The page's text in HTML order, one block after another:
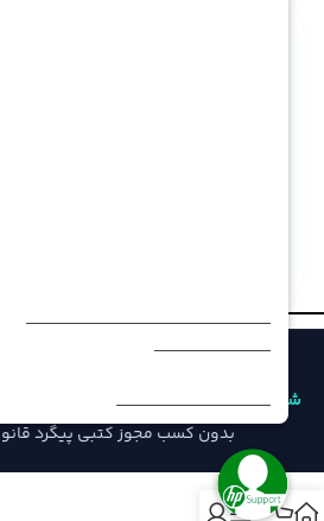
خریدی مطمئن با ضمانت اصالت
© تمامی حقوق مادی و معنوی این
شبکه فیداراست و هرگونه کپی‌برداری از
بدون کسب مجوز کتبی پیگرد